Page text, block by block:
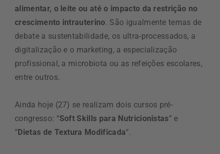
alimentar, o leite ou até o impacto da restrição no
crescimento intrauterino. São igualmente temas de
debate a sustentabilidade, os ultra-processados, a
digitalização e o marketing, a especialização
profissional, a microbiota ou as refeições escolares,
entre outros.
Ainda hoje (27) se realizam dois cursos pré-
congresso: “Soft Skills para Nutricionistas” e
“Dietas de Textura Modificada“.